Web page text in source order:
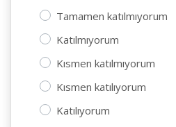
Tamamen katılmıyorum
Katılmıyorum
Kısmen katılmıyorum
Kısmen katılıyorum
Katılıyorum